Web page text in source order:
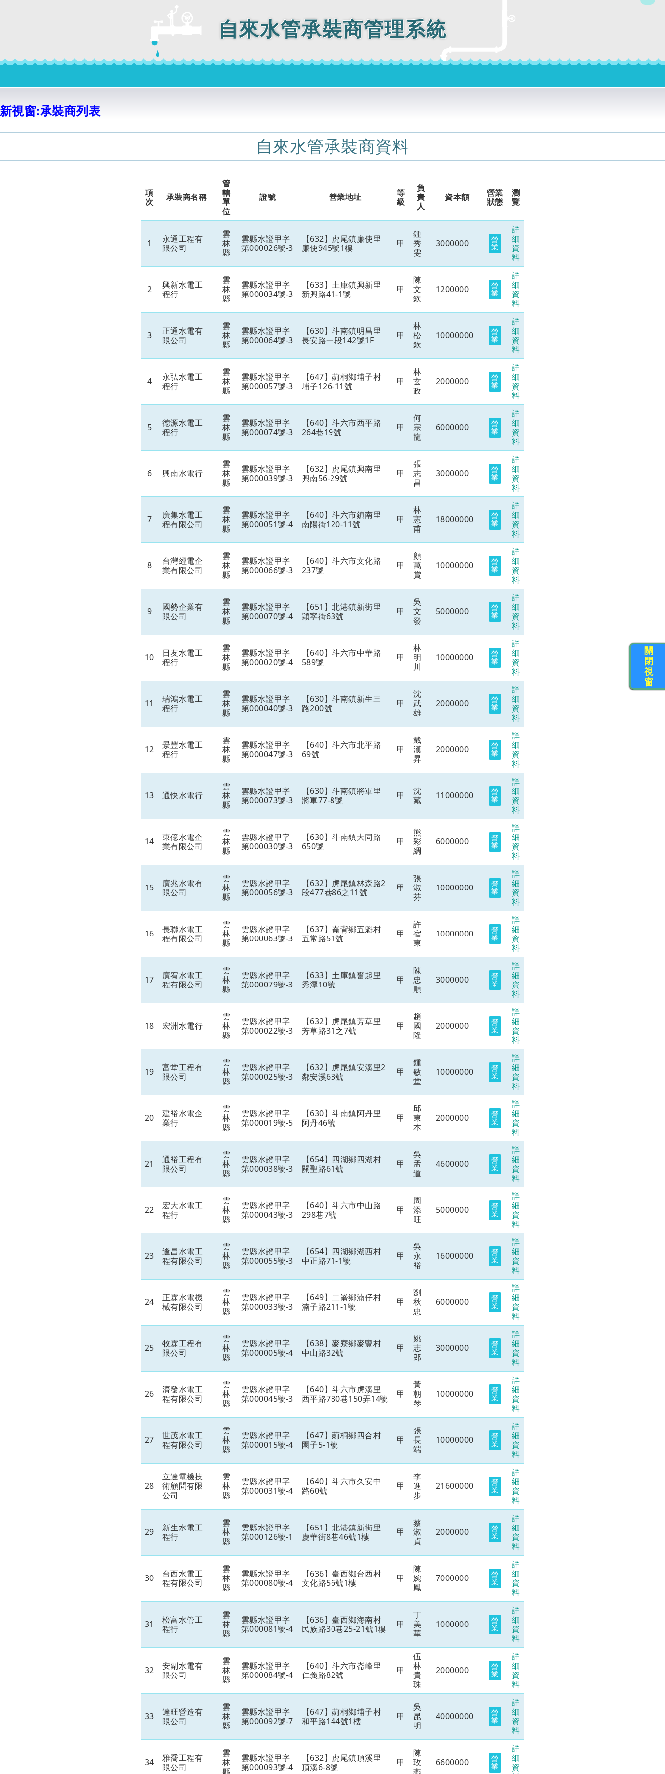
自來水管承裝商管理系統
新視窗:承裝商列表
自來水管承裝商資料
項
次
承裝商名稱
管
轄
單
位
證號 營業地址
等
級
負
責
人
資本額
營業
狀態
瀏
覽
1
永通工程有
限公司
雲
林
縣
雲縣水證甲字
第000026號-3
【632】虎尾鎮廉使里
廉使945號1樓
甲
鍾
秀
雯
3000000 營
業
詳
細
資
料
2
興新水電工
程行
雲
林
縣
雲縣水證甲字
第000034號-3
【633】土庫鎮興新里
新興路41-1號
甲
陳
文
欽
1200000 營
業
詳
細
資
料
3
正通水電有
限公司
雲
林
縣
雲縣水證甲字
第000064號-3
【630】斗南鎮明昌里
長安路一段142號1F
甲
林
松
欽
10000000 營
業
詳
細
資
料
4
永弘水電工
程行
雲
林
縣
雲縣水證甲字
第000057號-3
【647】莿桐鄉埔子村
埔子126-11號
甲
林
玄
政
2000000 營
業
詳
細
資
料
5
德源水電工
程行
雲
林
縣
雲縣水證甲字
第000074號-3
【640】斗六市西平路
264巷19號
甲
何
宗
龍
6000000 營
業
詳
細
資
料
6 興南水電行
雲
林
縣
雲縣水證甲字
第000039號-3
【632】虎尾鎮興南里
興南56-29號
甲
張
志
昌
3000000 營
業
詳
細
資
料
7
廣集水電工
程有限公司
雲
林
縣
雲縣水證甲字
第000051號-4
【640】斗六市鎮南里
南陽街120-11號
甲
林
憲
甫
18000000 營
業
詳
細
資
料
8
台灣經電企
業有限公司
雲
林
縣
雲縣水證甲字
第000066號-3
【640】斗六市文化路
237號
甲
顏
萬
賞
10000000 營
業
詳
細
資
料
9
國勢企業有
限公司
雲
林
縣
雲縣水證甲字
第000070號-4
【651】北港鎮新街里
穎寧街63號
甲
吳
文
發
5000000 營
業
詳
細
資
料
10
日友水電工
程行
雲
林
縣
雲縣水證甲字
第000020號-4
【640】斗六市中華路
589號
甲
林
明
川
10000000 營
業
詳
細
資
料
11
瑞鴻水電工
程行
雲
林
縣
雲縣水證甲字
第000040號-3
【630】斗南鎮新生三
路200號
甲
沈
武
雄
2000000 營
業
詳
細
資
料
12
景豐水電工
程行
雲
林
縣
雲縣水證甲字
第000047號-3
【640】斗六市北平路
69號
甲
戴
漢
昇
2000000 營
業
詳
細
資
料
13 通快水電行
雲
林
縣
雲縣水證甲字
第000073號-3
【630】斗南鎮將軍里
將軍77-8號
甲
沈
藏
11000000 營
業
詳
細
資
料
14
東億水電企
業有限公司
雲
林
縣
雲縣水證甲字
第000030號-3
【630】斗南鎮大同路
650號
甲
熊
彩
綢
6000000 營
業
詳
細
資
料
15
廣兆水電有
限公司
雲
林
縣
雲縣水證甲字
第000056號-3
【632】虎尾鎮林森路2
段477巷86之11號
甲
張
淑
芬
10000000 營
業
詳
細
資
料
16
長聯水電工
程有限公司
雲
林
縣
雲縣水證甲字
第000063號-3
【637】崙背鄉五魁村
五常路51號
甲
許
宿
東
10000000 營
業
詳
細
資
料
17
廣宥水電工
程有限公司
雲
林
縣
雲縣水證甲字
第000079號-3
【633】土庫鎮奮起里
秀潭10號
甲
陳
忠
順
3000000 營
業
詳
細
資
料
18 宏洲水電行
雲
林
縣
雲縣水證甲字
第000022號-3
【632】虎尾鎮芳草里
芳草路31之7號
甲
趙
國
隆
2000000 營
業
詳
細
資
料
19
富堂工程有
限公司
雲
林
縣
雲縣水證甲字
第000025號-3
【632】虎尾鎮安溪里2
鄰安溪63號
甲
鍾
敏
堂
10000000 營
業
詳
細
資
料
20
建裕水電企
業行
雲
林
縣
雲縣水證甲字
第000019號-5
【630】斗南鎮阿丹里
阿丹46號
甲
邱
東
本
2000000 營
業
詳
細
資
料
21
通裕工程有
限公司
雲
林
縣
雲縣水證甲字
第000038號-3
【654】四湖鄉四湖村
關聖路61號
甲
吳
孟
道
4600000 營
業
詳
細
資
料
22
宏大水電工
程行
雲
林
縣
雲縣水證甲字
第000043號-3
【640】斗六市中山路
298巷7號
甲
周
添
旺
5000000 營
業
詳
細
資
料
23
逢昌水電工
程有限公司
雲
林
縣
雲縣水證甲字
第000055號-3
【654】四湖鄉湖西村
中正路71-1號
甲
吳
永
裕
16000000 營
業
詳
細
資
料
24
正霖水電機
械有限公司
雲
林
縣
雲縣水證甲字
第000033號-3
【649】二崙鄉湳仔村
湳子路211-1號
甲
劉
秋
忠
6000000 營
業
詳
細
資
料
25
牧霖工程有
限公司
雲
林
縣
雲縣水證甲字
第000005號-4
【638】麥寮鄉麥豐村
中山路32號
甲
姚
志
郎
3000000 營
業
詳
細
資
料
26
濟發水電工
程有限公司
雲
林
縣
雲縣水證甲字
第000045號-3
【640】斗六市虎溪里
西平路780巷150弄14號
甲
黃
朝
琴
10000000 營
業
詳
細
資
料
27
世茂水電工
程有限公司
雲
林
縣
雲縣水證甲字
第000015號-4
【647】莿桐鄉四合村
園子5-1號
甲
張
長
端
10000000 營
業
詳
細
資
料
28
立達電機技
術顧問有限
公司
雲
林
縣
雲縣水證甲字
第000031號-4
【640】斗六市久安中
路60號
甲
李
進
步
21600000 營
業
詳
細
資
料
29
新生水電工
程行
雲
林
縣
雲縣水證甲字
第000126號-1
【651】北港鎮新街里
慶華街8巷46號1樓
甲
蔡
淑
貞
2000000 營
業
詳
細
資
料
30
台西水電工
程有限公司
雲
林
縣
雲縣水證甲字
第000080號-4
【636】臺西鄉台西村
文化路56號1樓
甲
陳
婉
鳳
7000000 營
業
詳
細
資
料
31
松富水管工
程行
雲
林
縣
雲縣水證甲字
第000081號-4
【636】臺西鄉海南村
民族路30巷25-21號1樓
甲
丁
美
華
1000000 營
業
詳
細
資
料
32
安副水電有
限公司
雲
林
縣
雲縣水證甲字
第000084號-4
【640】斗六市崙峰里
仁義路82號
甲
伍
林
貴
珠
2000000 營
業
詳
細
資
料
33
達旺營造有
限公司
雲
林
縣
雲縣水證甲字
第000092號-7
【647】莿桐鄉埔子村
和平路144號1樓
甲
吳
昆
明
40000000 營
業
詳
細
資
料
34
雅喬工程有
限公司
雲
林
雲縣水證甲字
第000093號-4
【632】虎尾鎮頂溪里
頂溪6-8號
甲
陳
玫
6600000 營
業
詳
細
資
關
閉
視
窗